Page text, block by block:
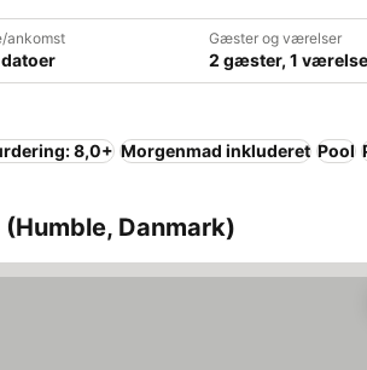
ankomst Gæster og værelser
2 gæster, 1 værelse
8,0+ Morgenmad inkluderet Pool
Danmark)